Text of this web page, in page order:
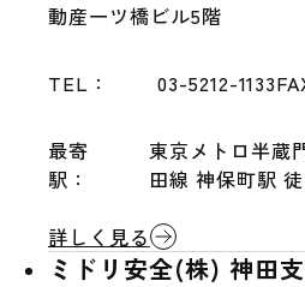
動産一ツ橋ビル5階
TEL： 03-5212-1133
最寄
駅：
東京メトロ半蔵
田線 神保町駅
詳しく見る
ミドリ安全(株) 神田